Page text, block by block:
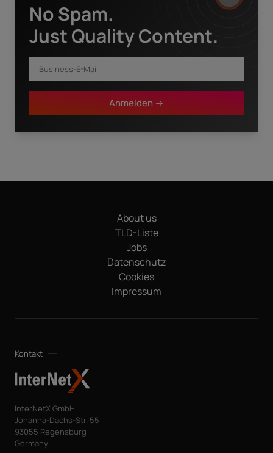
No Spam.
Just Quality Content.
Anmelden ->
Business-E-Mail*
Vorname*
erfasst und gespeichert werden, um meine Anfrage zu
datenschutz@internetx.com oder direkt über den
Abmeldelink in der jeweiligen Produktinformation
About us
TLD-Liste
Jobs
Datenschutz
Cookies
Impressum
Kontakt
InterNetX GmbH
Johanna-Dachs-Str. 55
93055 Regensburg
Germany